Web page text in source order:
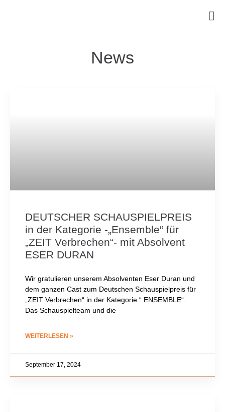
News
DEUTSCHER SCHAUSPIELPREIS
in der Kategorie -„Ensemble“ für
„ZEIT Verbrechen“- mit Absolvent
ESER DURAN
Wir gratulieren unserem Absolventen Eser Duran und
dem ganzen Cast zum Deutschen Schauspielpreis für
„ZEIT Verbrechen“ in der Kategorie “ ENSEMBLE“.
Das Schauspielteam und die
WEITERLESEN »
September 17, 2024